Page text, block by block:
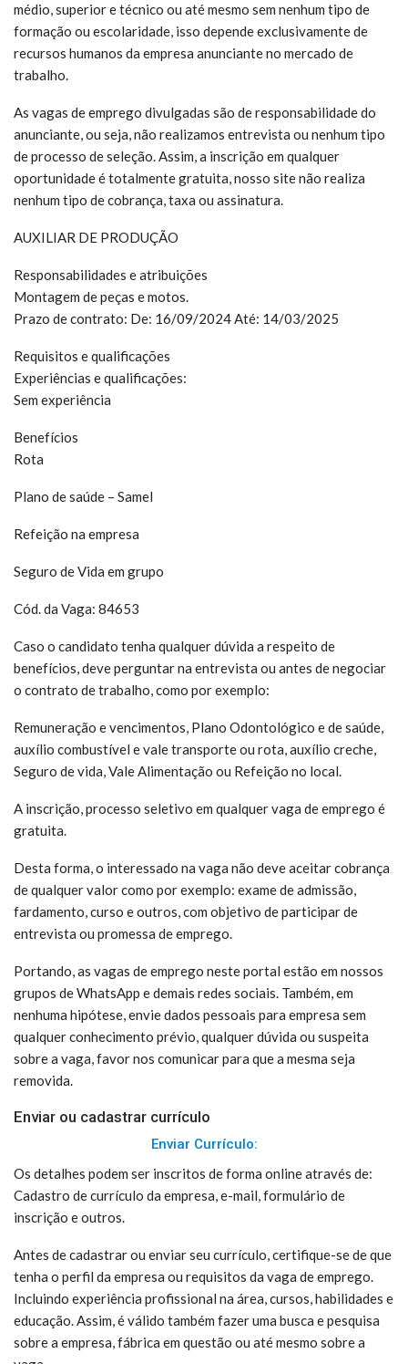
médio, superior e técnico ou até mesmo sem nenhum tipo de
formação ou escolaridade, isso depende exclusivamente de
recursos humanos da empresa anunciante no mercado de
trabalho.
As vagas de emprego divulgadas são de responsabilidade do
anunciante, ou seja, não realizamos entrevista ou nenhum tipo
de processo de seleção. Assim, a inscrição em qualquer
oportunidade é totalmente gratuita, nosso site não realiza
nenhum tipo de cobrança, taxa ou assinatura.
AUXILIAR DE PRODUÇÃO
Responsabilidades e atribuições
Montagem de peças e motos.
Prazo de contrato: De: 16/09/2024 Até: 14/03/2025
Requisitos e qualificações
Experiências e qualificações:
Sem experiência
Benefícios
Rota
Plano de saúde – Samel
Refeição na empresa
Seguro de Vida em grupo
Cód. da Vaga: 84653
Caso o candidato tenha qualquer dúvida a respeito de
benefícios, deve perguntar na entrevista ou antes de negociar
o contrato de trabalho, como por exemplo:
Remuneração e vencimentos, Plano Odontológico e de saúde,
auxílio combustível e vale transporte ou rota, auxílio creche,
Seguro de vida, Vale Alimentação ou Refeição no local.
A inscrição, processo seletivo em qualquer vaga de emprego é
gratuita.
Desta forma, o interessado na vaga não deve aceitar cobrança
de qualquer valor como por exemplo: exame de admissão,
fardamento, curso e outros, com objetivo de participar de
entrevista ou promessa de emprego.
Portando, as vagas de emprego neste portal estão em nossos
grupos de WhatsApp e demais redes sociais. Também, em
nenhuma hipótese, envie dados pessoais para empresa sem
qualquer conhecimento prévio, qualquer dúvida ou suspeita
sobre a vaga, favor nos comunicar para que a mesma seja
removida.
Enviar ou cadastrar currículo
Enviar Currículo:
Os detalhes podem ser inscritos de forma online através de:
Cadastro de currículo da empresa, e-mail, formulário de
inscrição e outros.
Antes de cadastrar ou enviar seu currículo, certifique-se de que
tenha o perfil da empresa ou requisitos da vaga de emprego.
Incluindo experiência profissional na área, cursos, habilidades e
educação. Assim, é válido também fazer uma busca e pesquisa
sobre a empresa, fábrica em questão ou até mesmo sobre a